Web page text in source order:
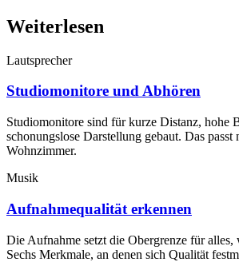
Weiterlesen
Lautsprecher
Studiomonitore und Abhören
Studiomonitore sind für kurze Distanz, hohe
schonungslose Darstellung gebaut. Das passt
Wohnzimmer.
Musik
Aufnahmequalität erkennen
Die Aufnahme setzt die Obergrenze für alles,
Sechs Merkmale, an denen sich Qualität